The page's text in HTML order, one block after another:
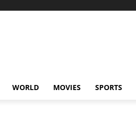
WORLD MOVIES SPORTS